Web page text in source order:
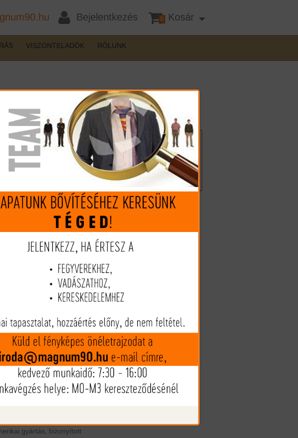
Kosár
0
Bejelentkezés
VISZONTELADÓK
RÓLUNK
150gr, 9,7g
Hornady
300 Win.Mag
82 Kártyát igényelek
Whitetail InterLock SP
Az InterLock
készül, amely
tágulást, nagy
terminális hatást
InterLock gyűrű a
összezárva tartja,
tömegét és mély
lőszer hagyományos
gondosan válogatott
optimális nyomást,
és fél-automata
garantál. A
gyártás, bizonyított
Felhívnánk figyelmét, hogy a
terméknél interneten csak
vásárlási szándékát jelezheti,
vásárlása csak személyes
átvétellel lehetséges!
Mennyiség:
1.217 Ft (€ 3.36)
(€ 2.90)
Megveszem
Az árak és készlet információk
tájékoztató jellegűek, nyilvános
ajánlattételnek nem minősülnek!
Az árváltozás jogát fenntartjuk!